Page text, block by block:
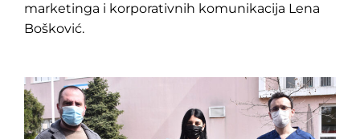
marketinga i korporativnih komunikacija Lena
Bošković.